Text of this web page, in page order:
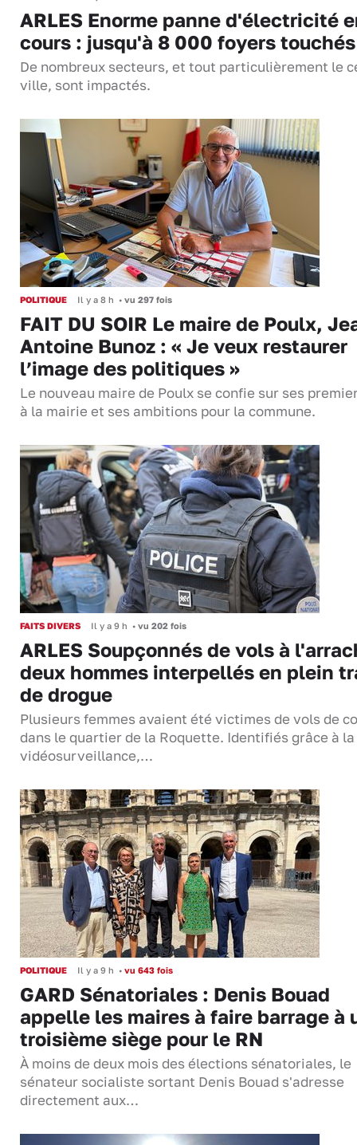
ARLES Enorme panne d'électricité
cours : jusqu'à 8 000 foyers touchés
De nombreux secteurs, et tout particulièrement le
ville, sont impactés.
POLITIQUE Il y a 8 h • vu 297 fois
FAIT DU SOIR Le maire de Poulx,
Antoine Bunoz : « Je veux restaurer
l’image des politiques »
Le nouveau maire de Poulx se confie sur ses
à la mairie et ses ambitions pour la commune.
FAITS DIVERS Il y a 9 h • vu 202 fois
ARLES Soupçonnés de vols à
deux hommes interpellés en plein
de drogue
Plusieurs femmes avaient été victimes de vols de
dans le quartier de la Roquette. Identifiés grâce à la
vidéosurveillance,…
POLITIQUE Il y a 9 h • vu 643 fois
GARD Sénatoriales : Denis Bouad
appelle les maires à faire barrage à
troisième siège pour le RN
À moins de deux mois des élections sénatoriales, le
sénateur socialiste sortant Denis Bouad s'adresse
directement aux…